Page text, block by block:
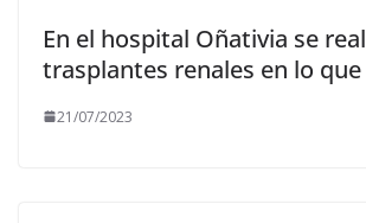
En el hospital Oñativia se
trasplantes renales en lo que
21/07/2023